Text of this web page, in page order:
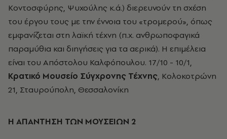
Κοντοσφύρης, Ψυχούλης κ.ά.) διερευνούν τη σχέση
του έργου τους με την έννοια του «τρομερού», όπως
εμφανίζεται στη λαïκή τέχνη (π.χ. ανθρωποφαγικά
παραμύθια και διηγήσεις για τα αερικά). Η επιμέλεια
είναι του Απόστολου Καλφόπουλου. 17/10 - 10/1,
Κρατικό Μουσείο Σύγχρονης Τέχνης, Κολοκοτρώνη
21, Σταυρούπολη, Θεσσαλονίκη
Η ΑΠΑΝΤΗΣΗ ΤΩΝ ΜΟΥΣΕΙΩΝ 2